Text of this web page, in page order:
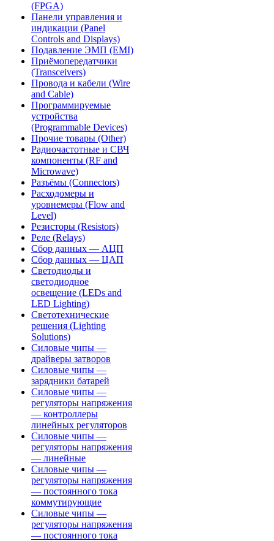
(FPGA)
Панели управления и
индикации (Panel
Controls and Displays)
Подавление ЭМП (EMI)
Приёмопередатчики
(Transceivers)
Провода и кабели (Wire
and Cable)
Программируемые
устройства
(Programmable Devices)
Прочие товары (Other)
Радиочастотные и СВЧ
компоненты (RF and
Microwave)
Разъёмы (Connectors)
Расходомеры и
уровнемеры (Flow and
Level)
Резисторы (Resistors)
Реле (Relays)
Сбор данных — АЦП
Сбор данных — ЦАП
Светодиоды и
светодиодное
освещение (LEDs and
LED Lighting)
Светотехнические
решения (Lighting
Solutions)
Силовые чипы —
драйверы затворов
Силовые чипы —
зарядники батарей
Силовые чипы —
регуляторы напряжения
— контроллеры
линейных регуляторов
Силовые чипы —
регуляторы напряжения
— линейные
Силовые чипы —
регуляторы напряжения
— постоянного тока
коммутирующие
Силовые чипы —
регуляторы напряжения
— постоянного тока